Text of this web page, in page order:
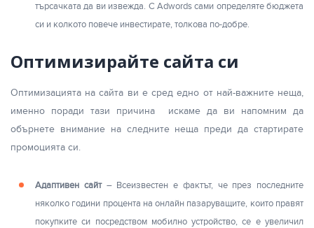
търсачката да ви извежда. С Adwords сами определяте бюджета
си и колкото повече инвестирате, толкова по-добре.
Оптимизирайте сайта си
Оптимизацията на сайта ви е сред едно от най-важните неща,
именно поради тази причина искаме да ви напомним да
обърнете внимание на следните неща преди да стартирате
промоцията си.
Адаптивен сайт– Всеизвестен е фактът, че през последните
няколко години процента на онлайн пазаруващите, които правят
покупките си посредством мобилно устройство, се е увеличил